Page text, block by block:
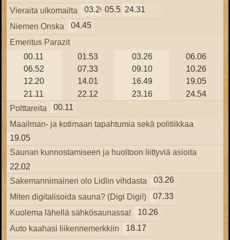
Vieraita ulkomailta
03.2605.51 24.31
Niemen Onska
04.45
Emeritus Parazit
00.11
01.53 03.26
06.06
06.52
07.33 09.10
10.26
12.20
14.01 16.49
19.05
21.11
22.12 23.16
24.54
Polttareita
00.11
Maailman- ja kotimaan tapahtumia sekä politiikkaa
19.05
Saunan kunnostamiseen ja huoltoon liittyviä asioita
22.02
Sakemannimainen olo Lidlin vihdasta
03.26
Miten digitalisoida sauna? (Digi Digi!)
07.33
Kuolema lähellä sähkösaunassa!
10.26
Auto kaahasi liikennemerkkiin
18.17